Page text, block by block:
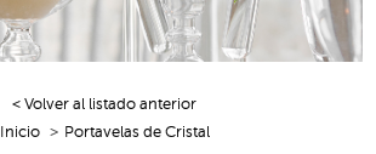
< Volver al listado anterior
Inicio
Portavelas de Cristal